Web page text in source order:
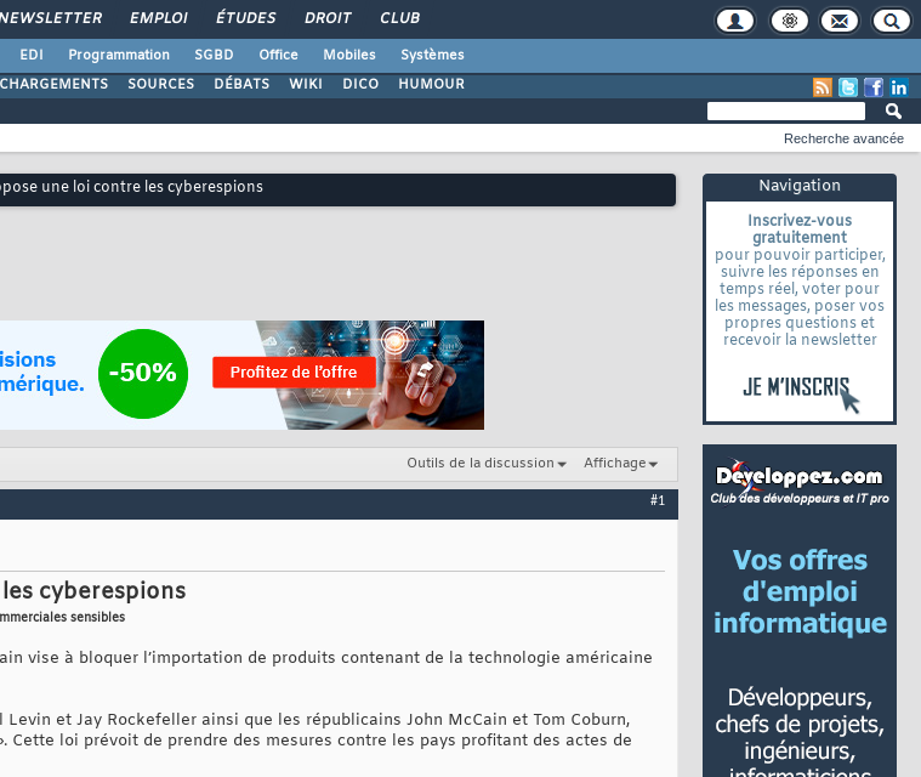
EMPLOI ÉTUDES DROIT CLUB
EDI Programmation SGBD Office Mobiles
Systèmes
SOURCES DÉBATS WIKI DICO HUMOUR
Navigation
Inscrivez-vous
gratuitement
pour pouvoir participer,
suivre les réponses en
temps réel, voter pour
les messages, poser vos
propres questions et
recevoir la newsletter
Recherche avancée
une loi contre les cyberespions
Outils de la discussion Affichage
#1
cyberespions
sensibles
vise à bloquer l’importation de produits contenant de la technologie américaine
et Jay Rockefeller ainsi que les républicains John McCain et Tom Coburn,
loi prévoit de prendre des mesures contre les pays profitant des actes de